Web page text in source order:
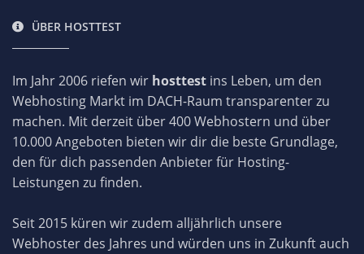
ÜBER HOSTTEST
Im Jahr 2006 riefen wir hosttest ins Leben, um den
Webhosting Markt im DACH-Raum transparenter zu
machen. Mit derzeit über 400 Webhostern und über
10.000 Angeboten bieten wir dir die beste Grundlage,
den für dich passenden Anbieter für Hosting-
Leistungen zu finden.
Seit 2015 küren wir zudem alljährlich unsere
Webhoster des Jahres und würden uns in Zukunft auch